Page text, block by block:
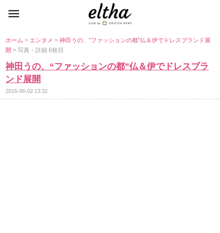
ホーム> エンタメ>神田うの、“ファッションの都”仏＆伊でドレスブランド展
開> 写真・詳細 6枚目
神田うの、“ファッションの都”仏＆伊でドレスブラ
ンド展開
2015-06-02 13:32